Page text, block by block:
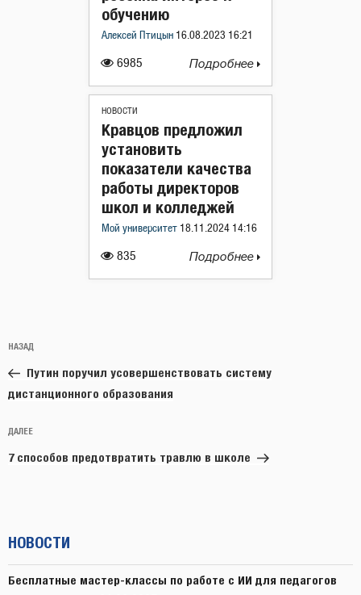
6985
обучению
Алексей Птицын 16.08.2023 16:21
Подробнее
НОВОСТИ
835
Кравцов предложил
установить
показатели качества
работы директоров
школ и колледжей
Мой университет 18.11.2024 14:16
Подробнее
по
записям
Предыдущая
запись:
НАЗАД
Путин поручил усовершенствовать систему
дистанционного образования
Следующая
запись
ДАЛЕЕ
7 способов предотвратить травлю в школе
НОВОСТИ
Бесплатные мастер-классы по работе с ИИ для педагогов